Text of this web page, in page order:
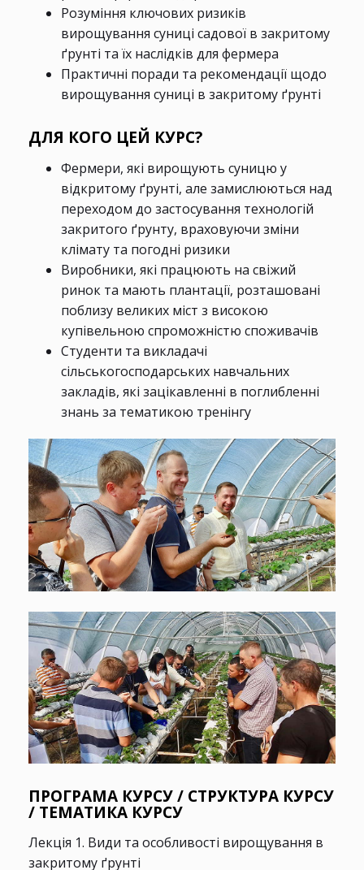
Розуміння ключових ризиків
вирощування суниці садової в закритому
ґрунті та їх наслідків для фермера
Практичні поради та рекомендації щодо
вирощування суниці в закритому ґрунті
ДЛЯ КОГО ЦЕЙ КУРС?
Фермери, які вирощують суницю у
відкритому ґрунті, але замислюються над
переходом до застосування технологій
закритого ґрунту, враховуючи зміни
клімату та погодні ризики
Виробники, які працюють на свіжий
ринок та мають плантації, розташовані
поблизу великих міст з високою
купівельною спроможністю споживачів
Студенти та викладачі
сільськогосподарських навчальних
закладів, які зацікавленні в поглибленні
знань за тематикою тренінгу
ПРОГРАМА КУРСУ / СТРУКТУРА КУРСУ
/ ТЕМАТИКА КУРСУ
Лекція 1. Види та особливості вирощування в
закритому ґрунті